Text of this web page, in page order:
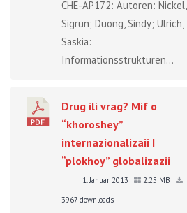
CHE-AP172: Autoren: Nickel,
Sigrun; Duong, Sindy; Ulrich,
Saskia:
Informationsstrukturen...
Drug ili vrag? Mif o
“khoroshey”
internazionalizaii I
“plokhoy” globalizazii
1. Januar 2013
2.25 MB
3967 downloads